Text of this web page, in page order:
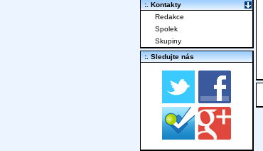
:. Kontakty
Redakce
Spolek
Skupiny
:. Sledujte nás